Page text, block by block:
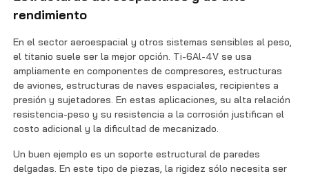
rendimiento
En el sector aeroespacial y otros sistemas sensibles al peso,
el titanio suele ser la mejor opción. Ti-6Al-4V se usa
ampliamente en componentes de compresores, estructuras
de aviones, estructuras de naves espaciales, recipientes a
presión y sujetadores. En estas aplicaciones, su alta relación
resistencia-peso y su resistencia a la corrosión justifican el
costo adicional y la dificultad de mecanizado.
Un buen ejemplo es un soporte estructural de paredes
delgadas. En este tipo de piezas, la rigidez sólo necesita ser